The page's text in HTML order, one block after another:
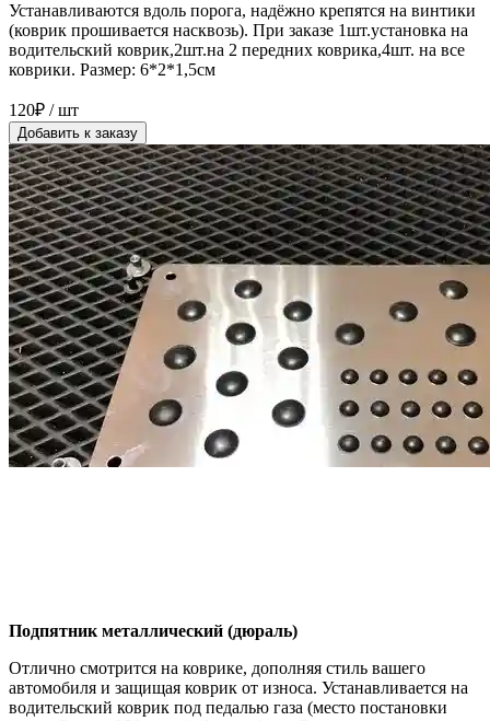
Устанавливаются вдоль порога, надёжно крепятся на винтики
(коврик прошивается насквозь). При заказе 1шт.установка на
водительский коврик,2шт.на 2 передних коврика,4шт. на все
коврики. Размер: 6*2*1,5см
120₽ / шт
Добавить к заказу
Подпятник металлический (дюраль)
Отлично смотрится на коврике, дополняя стиль вашего
автомобиля и защищая коврик от износа. Устанавливается на
водительский коврик под педалью газа (место постановки